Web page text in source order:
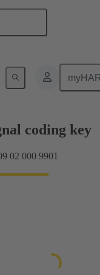
도터보드 연결
coding key
02 000 9901